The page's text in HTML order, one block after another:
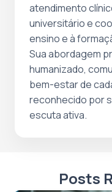
atendimento
universitário e
ensino e à
Sua abordagem
humanizado,
bem-estar de
reconhecido por
escuta ativa.
Posts